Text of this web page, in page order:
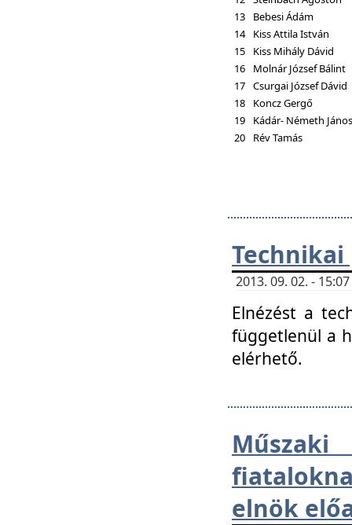
13
Bebesi Ádám
14 Kiss Attila István
15
Kiss Mihály Dávid
16
Molnár József Bálint
17 Csurgai József Dávid
18
Koncz Gergő
19
Kádár- Németh János
20
Rév Tamás
2013. 09. 02. -
Elnézést a
függetlenül a
elérhető.
elnök